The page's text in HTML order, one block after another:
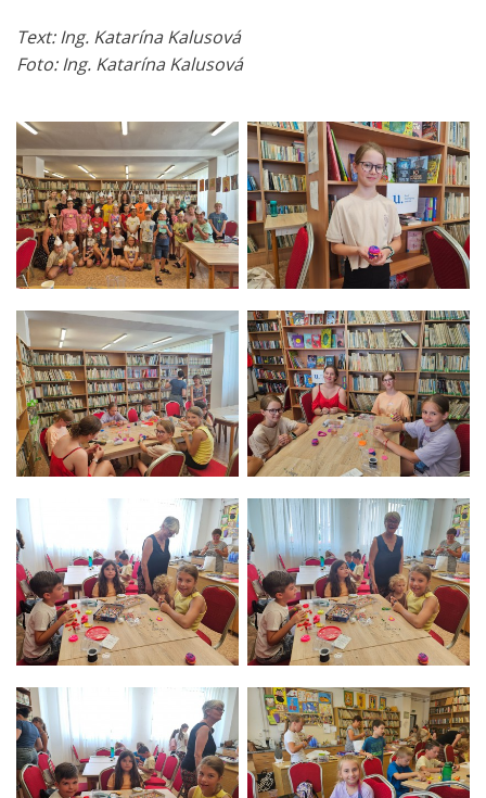
Text: Ing. Katarína Kalusová
Foto: Ing. Katarína Kalusová